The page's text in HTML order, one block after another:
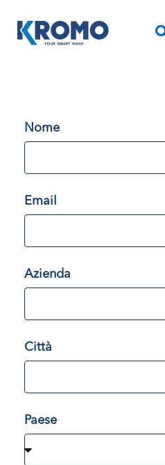
Nome
Email
Azienda
Città
Paese